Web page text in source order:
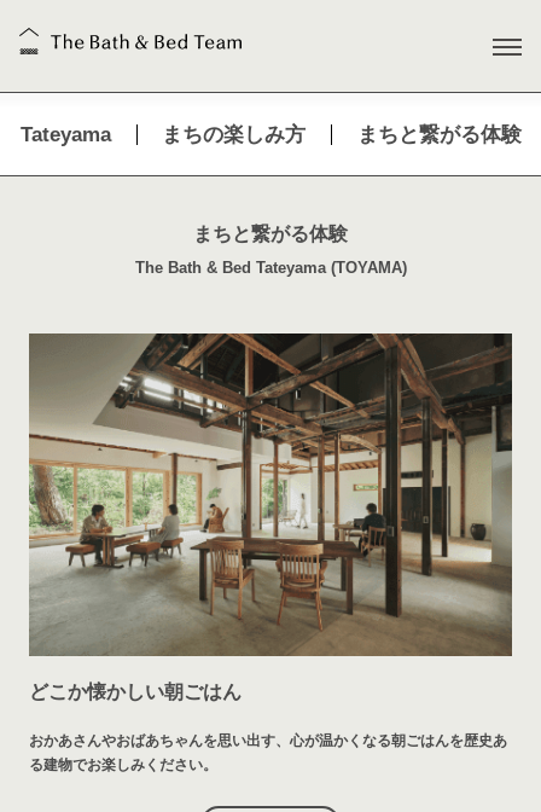
Tateyama まちの楽しみ方 まちと繋がる体験
まちと繋がる体験
The Bath & Bed Tateyama (TOYAMA)
どこか懐かしい朝ごはん
おかあさんやおばあちゃんを思い出す、心が温かくなる朝ごはんを歴史あ
る建物でお楽しみください。